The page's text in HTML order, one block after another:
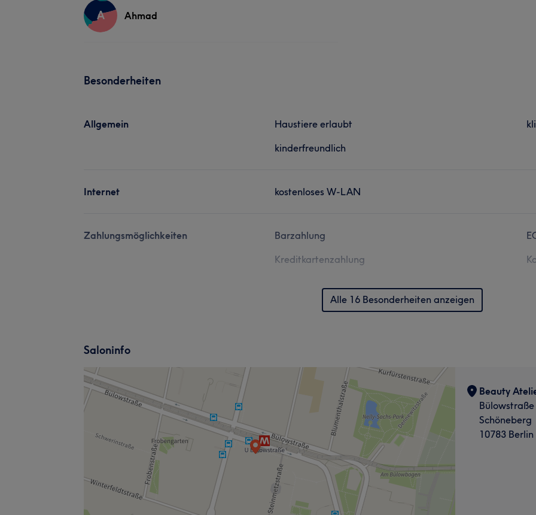
A Ahmad
Besonderheiten
Allgemein
Haustiere erlaubt
kinderfreundlich
Internet kostenloses W-LAN
Zahlungsmöglichkeiten
Barzahlung
Kreditkartenzahlung
Alle 16 Besonderheiten anzeigen
Saloninfo
Beauty
Bülowstraße
Schöneberg
10783 Berlin